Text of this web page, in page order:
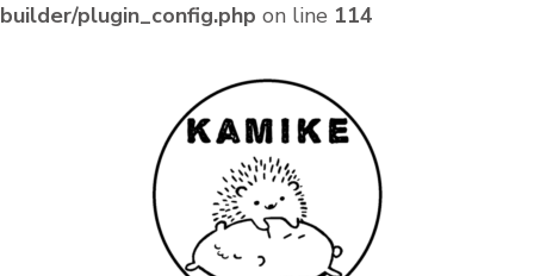
builder/plugin_config.php on line 114